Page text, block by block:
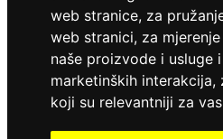
web stranice, za
web stranici, za
naše proizvode i usluge
marketinških interakcija,
koji su relevantniji za vas